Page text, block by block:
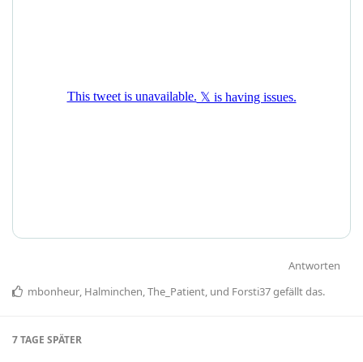
Antworten
mbonheur Halminchen The_Patient , und Forsti37gefällt das.
7 TAGE SPÄTER